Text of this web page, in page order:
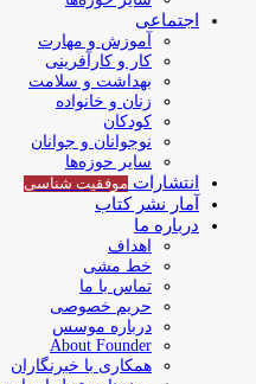
اجتماعی
آموزش و مهارت
کار و کارآفرینی
بهداشت و سلامت
زنان و خانواده
کودکان
نوجوانان و جوانان
سایر حوزه‌ها
انتشارات موفقیت‌ شناسی
آمار نشر کتاب
درباره ما
اهداف
خط مشی
تماس با ما
حریم خصوصی
درباره موسس
About Founder
همکاری با خبرنگاران